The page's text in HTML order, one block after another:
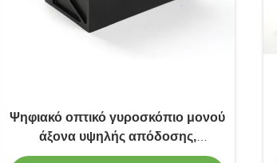
Ψηφιακό οπτικό γυροσκόπιο μονού
άξονα υψηλής απόδοσης,
γυροσκόπιο οπτικών ινών χαμηλής